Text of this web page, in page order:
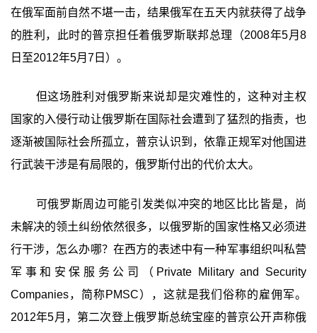
在俄军面前自然不堪一击，结果俄军在五天内就获得了战争
的胜利，此时的普京担任着俄罗斯联邦总理（2008年5月8
日至2012年5月7日）。
但这场胜利对俄罗斯来说却是灾难性的，这种对主权
国家的入侵行动让俄罗斯在国际社会遭到了猛烈的指责，也
逐渐被国际社会所孤立，普京认识到，依靠正规军对他国进
行武装干涉是有局限的，俄罗斯付出的代价太大。
可俄罗斯周边可能引发类似冲突的地区比比皆是，尚
未解决的领土纠纷依然很多，以俄罗斯的国家性格又必须进
行干涉，怎么办哪？在西方的表述中有一种军事组织叫私营
军事和安保服务公司（Private Military and Security
Companies，简称PMSC），这就是我们俗称的雇佣军。
2012年5月，第二次登上俄罗斯总统宝座的普京公开声称俄